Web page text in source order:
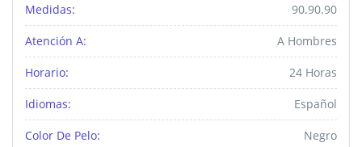
Medidas: 90.90.90
Atención A: A Hombres
Horario: 24 Horas
Idiomas: Español
Color De Pelo: Negro